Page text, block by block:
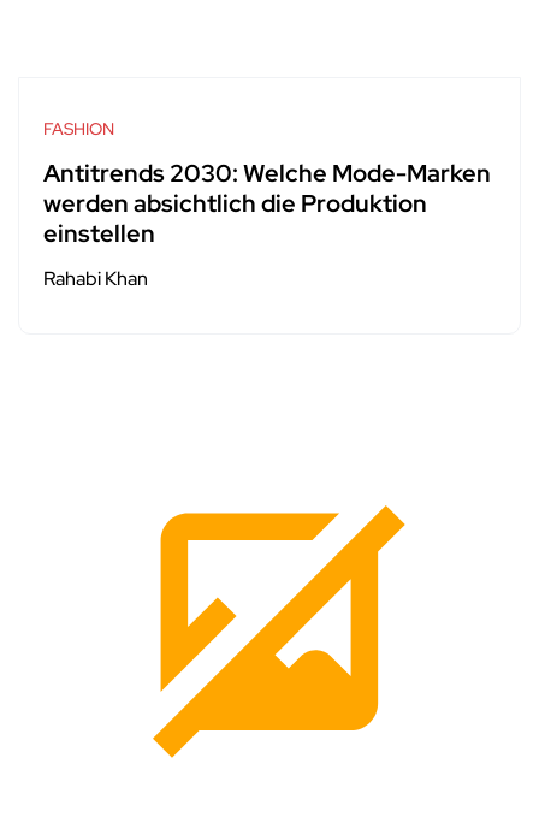
FASHION
Antitrends 2030: Welche Mode-Marken
werden absichtlich die Produktion
einstellen
Rahabi Khan